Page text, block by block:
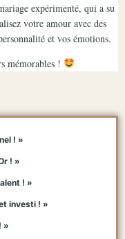
expérimenté, qui a su
votre amour avec des
et vos émotions.
mémorables !
! »
! »
! »
investi ! »
»